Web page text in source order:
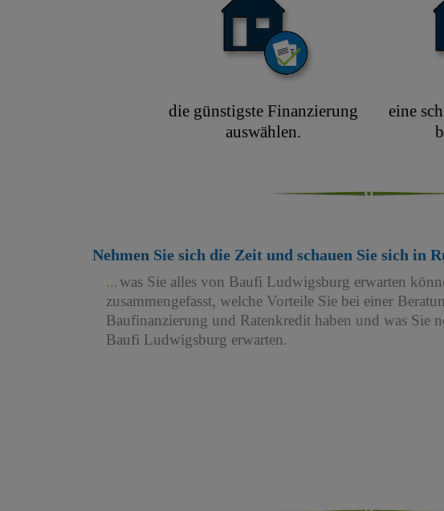
die günstigste Finanzierung
auswählen.
eine
Nehmen Sie sich die Zeit und schauen Sie sich in
was Sie alles von Baufi Ludwigsburg erwarten
zusammengefasst, welche Vorteile Sie bei einer
Baufinanzierung und Ratenkredit haben und was Sie
Baufi Ludwigsburg erwarten.